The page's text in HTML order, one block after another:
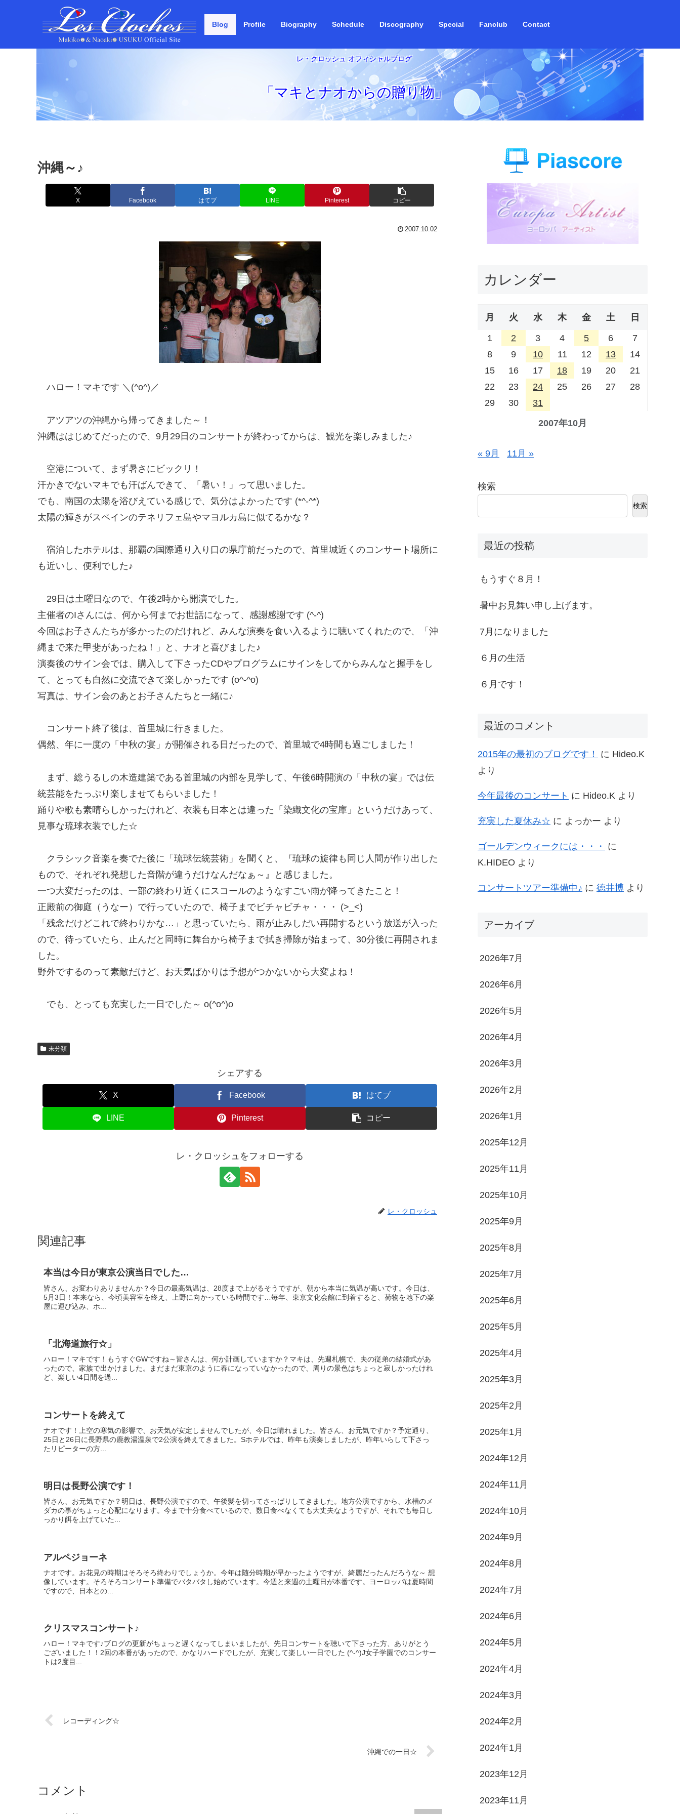
Blog Profile Biography Schedule Discography Special Fanclub Contact
レ・クロッシュ オフィシャルブログ
「マキとナオからの贈り物」
沖縄～♪
X Facebook はてブ LINE Pinterest コピー
2007.10.02
ハロー！マキです ＼(^o^)／
アツアツの沖縄から帰ってきました～！
沖縄ははじめてだったので、9月29日のコンサートが終わってからは、観光を楽しみました♪
空港について、まず暑さにビックリ！
汗かきでないマキでも汗ばんできて、「暑い！」って思いました。
でも、南国の太陽を浴びえている感じで、気分はよかったです (*^-^*)
太陽の輝きがスペインのテネリフェ島やマヨルカ島に似てるかな？
宿泊したホテルは、那覇の国際通り入り口の県庁前だったので、首里城近くのコンサート場所に
も近いし、便利でした♪
29日は土曜日なので、午後2時から開演でした。
主催者のIさんには、何から何までお世話になって、感謝感謝です (^-^)
今回はお子さんたちが多かったのだけれど、みんな演奏を食い入るように聴いてくれたので、「沖
縄まで来た甲斐があったね！」と、ナオと喜びました♪
演奏後のサイン会では、購入して下さったCDやプログラムにサインをしてからみんなと握手をし
て、とっても自然に交流できて楽しかったです (o^-^o)
写真は、サイン会のあとお子さんたちと一緒に♪
コンサート終了後は、首里城に行きました。
偶然、年に一度の「中秋の宴」が開催される日だったので、首里城で4時間も過ごしました！
まず、総うるしの木造建築である首里城の内部を見学して、午後6時開演の「中秋の宴」では伝
統芸能をたっぷり楽しませてもらいました！
踊りや歌も素晴らしかったけれど、衣装も日本とは違った「染織文化の宝庫」というだけあって、
見事な琉球衣装でした☆
クラシック音楽を奏でた後に「琉球伝統芸術」を聞くと、『琉球の旋律も同じ人間が作り出した
もので、それぞれ発想した音階が違うだけなんだなぁ～』と感じました。
一つ大変だったのは、一部の終わり近くにスコールのようなすごい雨が降ってきたこと！
正殿前の御庭（うなー）で行っていたので、椅子までビチャビチャ・・・ (>_<)
「残念だけどこれで終わりかな…」と思っていたら、雨が止みしだい再開するという放送が入った
ので、待っていたら、止んだと同時に舞台から椅子まで拭き掃除が始まって、30分後に再開されま
した。
野外でするのって素敵だけど、お天気ばかりは予想がつかないから大変よね！
でも、とっても充実した一日でした～ o(^o^)o
未分類
シェアする
X Facebook はてブ
LINE Pinterest コピー
レ・クロッシュをフォローする
レ・クロッシュ
関連記事
本当は今日が東京公演当日でした…
皆さん、お変わりありませんか？今日の最高気温は、28度まで上がるそうですが、朝から本当に気温が高いです。今日は、
5月3日！本来なら、今頃美容室を終え、上野に向かっている時間です…毎年、東京文化会館に到着すると、荷物を地下の楽
屋に運び込み、ホ...
「北海道旅行☆」
ハロー！マキです！もうすぐGWですね～皆さんは、何か計画していますか？マキは、先週札幌で、夫の従弟の結婚式があ
ったので、家族で出かけました。まだまだ東京のように春になっていなかったので、周りの景色はちょっと寂しかったけれ
ど、楽しい4日間を過...
コンサートを終えて
ナオです！上空の寒気の影響で、お天気が安定しませんでしたが、今日は晴れました。皆さん、お元気ですか？予定通り、
25日と26日に長野県の鹿教湯温泉で2公演を終えてきました。Sホテルでは、昨年も演奏しましたが、昨年いらして下さっ
たリピーターの方...
明日は長野公演です！
皆さん、お元気ですか？明日は、長野公演ですので、午後髪を切ってさっぱりしてきました。地方公演ですから、水槽のメ
ダカの事がちょっと心配になります。今まで十分食べているので、数日食べなくても大丈夫なようですが、それでも毎日し
っかり餌を上げていた...
アルペジョーネ
ナオです。お花見の時期はそろそろ終わりでしょうか。今年は随分時期が早かったようですが、綺麗だったんだろうな～ 想
像しています。そろそろコンサート準備でバタバタし始めています。今週と来週の土曜日が本番です。ヨーロッパは夏時間
ですので、日本との...
クリスマスコンサート♪
ハロー！マキです♪ブログの更新がちょっと遅くなってしまいましたが、先日コンサートを聴いて下さった方、ありがとう
ございました！！2回の本番があったので、かなりハードでしたが、充実して楽しい一日でした (^-^)J女子学園でのコンサー
トは2度目...
レコーディング☆
沖縄での一日☆
コメント
カレンダー
2007年10月
月 火 水 木 金 土 日
1 2 3 4 5 6
7
8
9 10 11 12 13
14
15
16 17 18 19 20
21
22
23 24 25 26 27
28
29
30 31
« 9月 11月 »
検索
検索
最近の投稿
もうすぐ８月！
暑中お見舞い申し上げます。
7月になりました
６月の生活
６月です！
最近のコメント
2015年の最初のブログです！ に Hideo.K
より
今年最後のコンサート に Hideo.K より
充実した夏休み☆ に よっかー より
ゴールデンウィークには・・・
に
K.HIDEO より
コンサートツアー準備中♪ に 徳井博 より
アーカイブ
2026年7月
2026年6月
2026年5月
2026年4月
2026年3月
2026年2月
2026年1月
2025年12月
2025年11月
2025年10月
2025年9月
2025年8月
2025年7月
2025年6月
2025年5月
2025年4月
2025年3月
2025年2月
2025年1月
2024年12月
2024年11月
2024年10月
2024年9月
2024年8月
2024年7月
2024年6月
2024年5月
2024年4月
2024年3月
2024年2月
2024年1月
2023年12月
2023年11月